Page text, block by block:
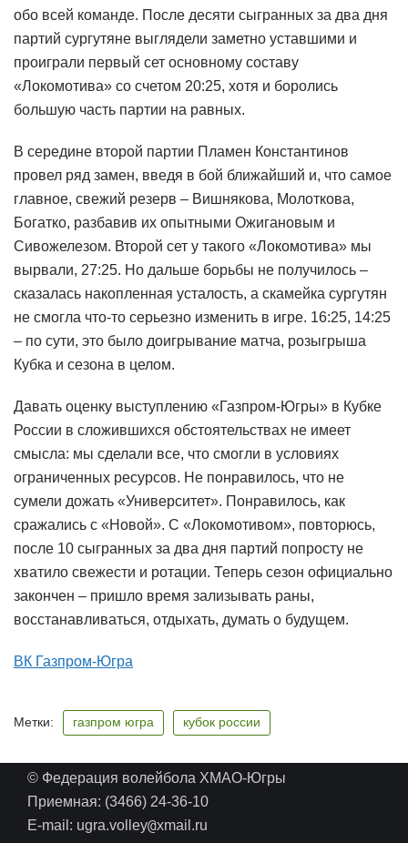
обо всей команде. После десяти сыгранных за два дня
партий сургутяне выглядели заметно уставшими и
проиграли первый сет основному составу
«Локомотива» со счетом 20:25, хотя и боролись
большую часть партии на равных.
В середине второй партии Пламен Константинов
провел ряд замен, введя в бой ближайший и, что самое
главное, свежий резерв – Вишнякова, Молоткова,
Богатко, разбавив их опытными Ожигановым и
Сивожелезом. Второй сет у такого «Локомотива» мы
вырвали, 27:25. Но дальше борьбы не получилось –
сказалась накопленная усталость, а скамейка сургутян
не смогла что-то серьезно изменить в игре. 16:25, 14:25
– по сути, это было доигрывание матча, розыгрыша
Кубка и сезона в целом.
Давать оценку выступлению «Газпром-Югры» в Кубке
России в сложившихся обстоятельствах не имеет
смысла: мы сделали все, что смогли в условиях
ограниченных ресурсов. Не понравилось, что не
сумели дожать «Университет». Понравилось, как
сражались с «Новой». С «Локомотивом», повторюсь,
после 10 сыгранных за два дня партий попросту не
хватило свежести и ротации. Теперь сезон официально
закончен – пришло время зализывать раны,
восстанавливаться, отдыхать, думать о будущем.
ВК Газпром-Югра
Метки: газпром югра кубок россии
© Федерация волейбола ХМАО-Югры
Приемная: (3466) 24-36-10
E-mail: ugra.volley@xmail.ru